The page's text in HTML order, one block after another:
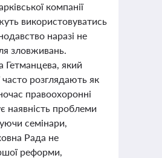
компанії
використовуватись
наразі не
зловживань.
Гетманцева, який
часто розглядають як
правоохоронні
наявність проблеми
семінари,
Рада не
реформи,